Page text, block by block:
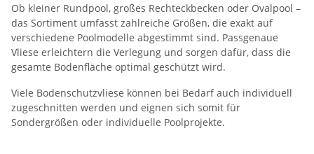
Ob kleiner Rundpool, großes Rechteckbecken oder Ovalpool –
das Sortiment umfasst zahlreiche Größen, die exakt auf
verschiedene Poolmodelle abgestimmt sind. Passgenaue
Vliese erleichtern die Verlegung und sorgen dafür, dass die
gesamte Bodenfläche optimal geschützt wird.
Viele Bodenschutzvliese können bei Bedarf auch individuell
zugeschnitten werden und eignen sich somit für
Sondergrößen oder individuelle Poolprojekte.